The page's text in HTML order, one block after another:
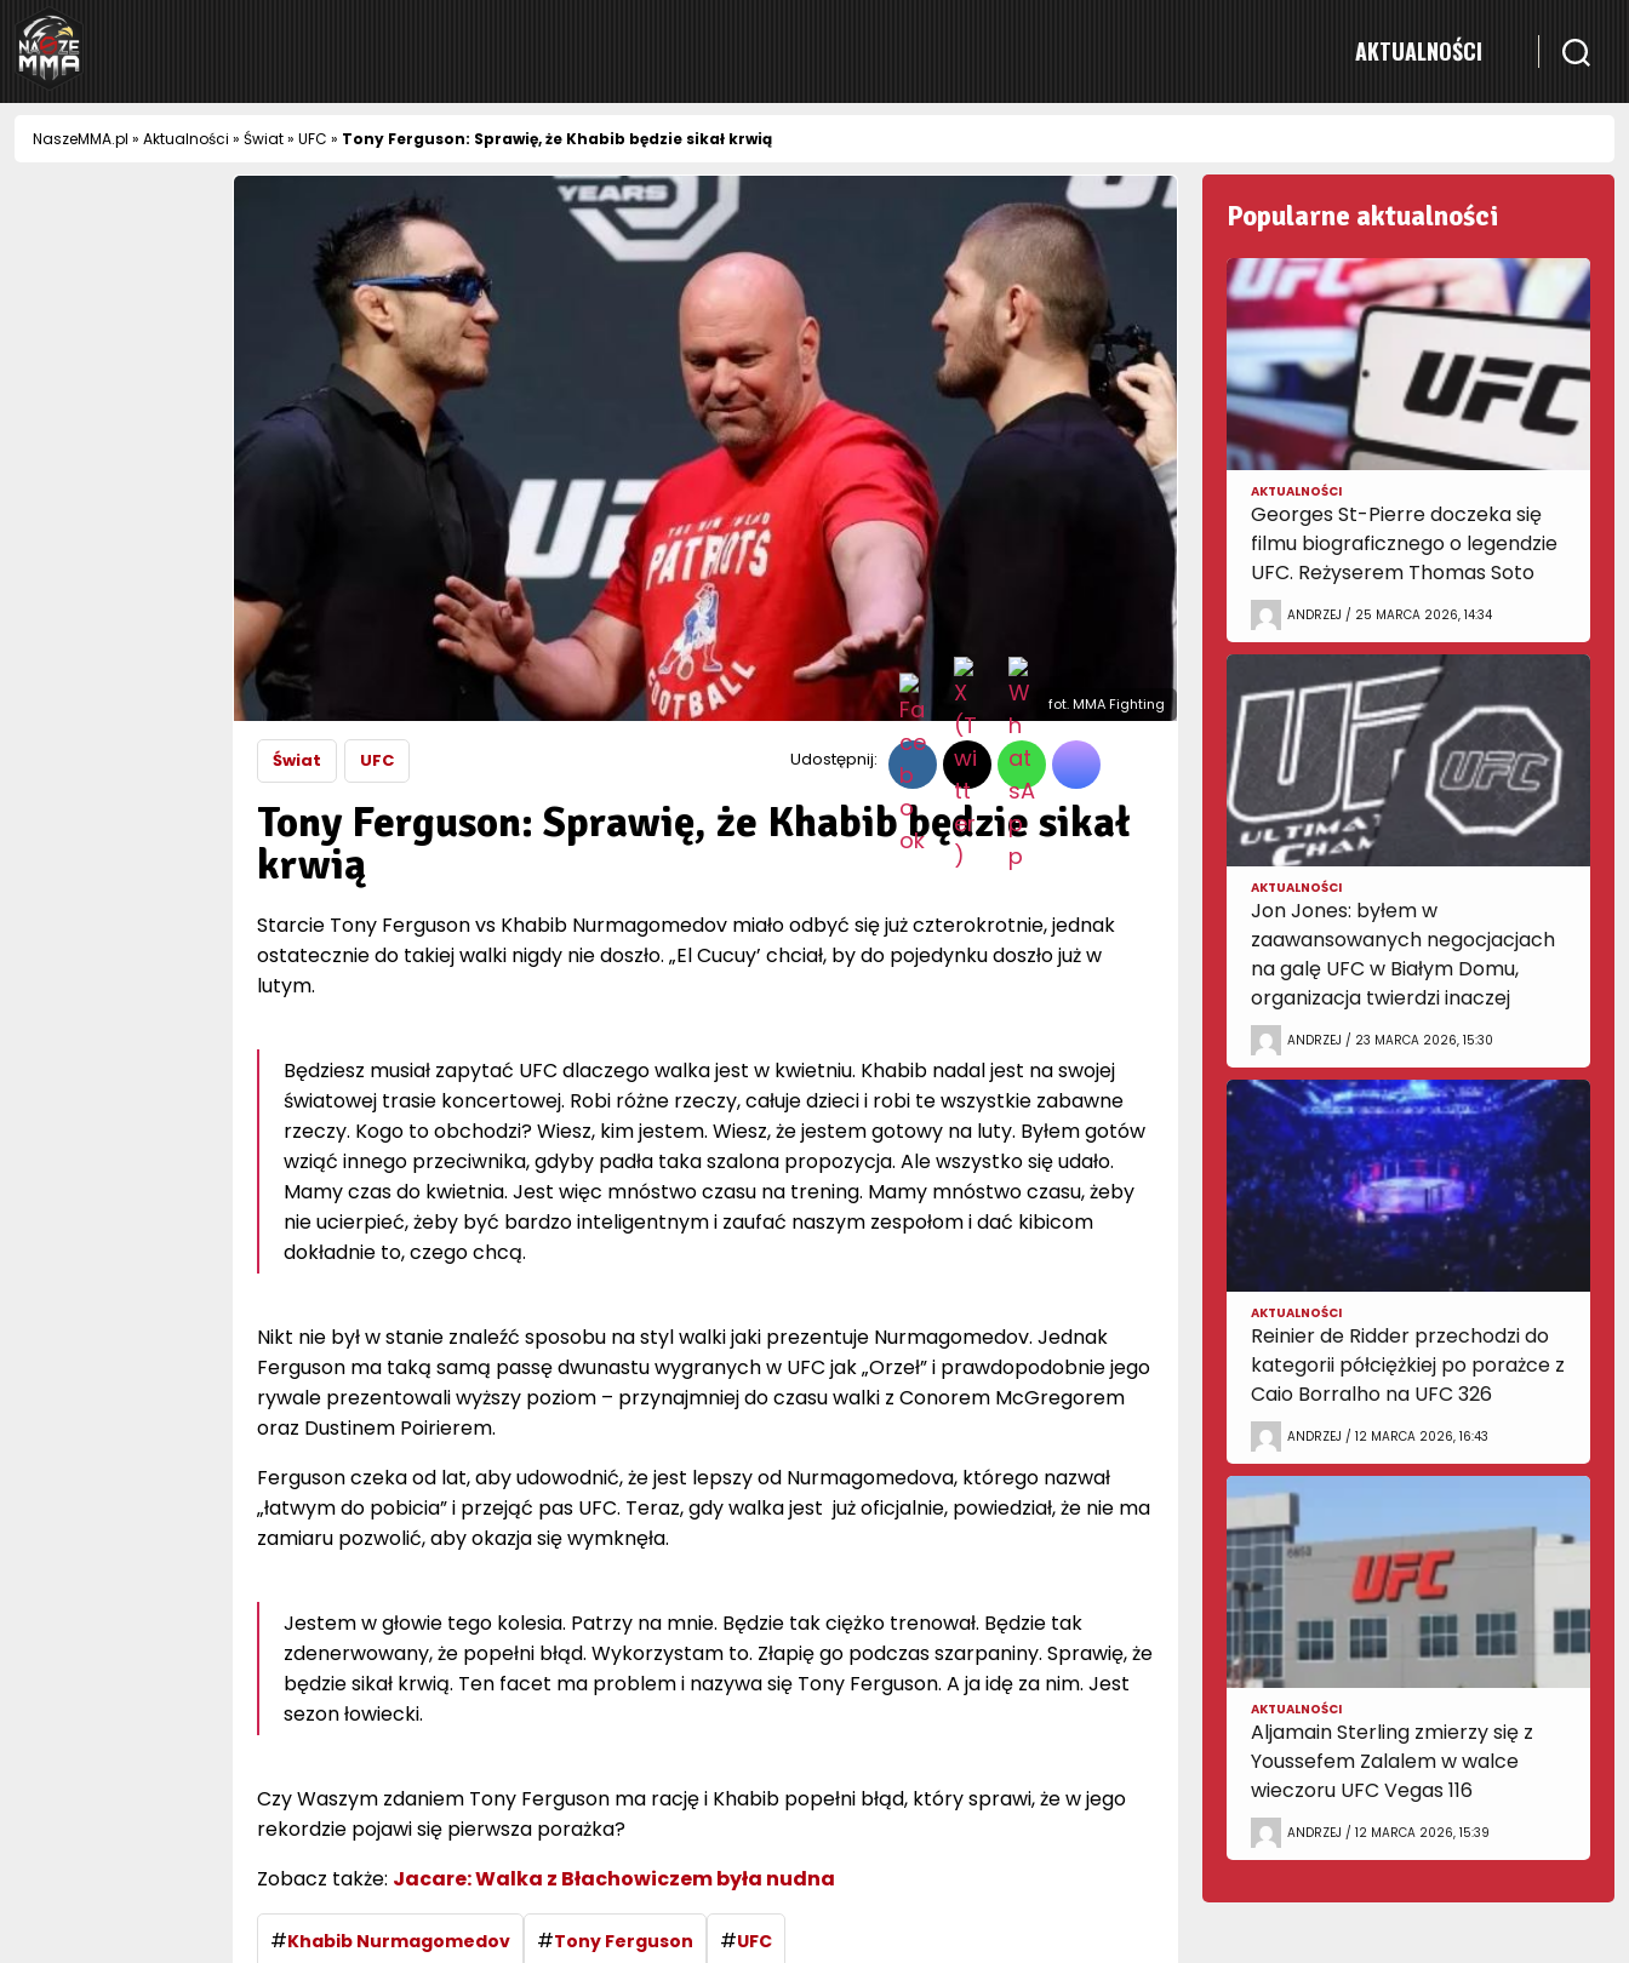
NaszeMMA
AKTUALNOŚCI
NaszeMMA.pl » Aktualności » Świat» UFC » Tony Ferguson: Sprawię, że Khabib będzie sikał krwią
fot. MMA Fighting
Świat UFC Udostępnij:
Tony Ferguson: Sprawię, że Khabib będzie sikał
krwią
Starcie Tony Ferguson vs Khabib Nurmagomedov miało odbyć się już czterokrotnie, jednak
ostatecznie do takiej walki nigdy nie doszło. „El Cucuy’ chciał, by do pojedynku doszło już w
lutym.
Będziesz musiał zapytać UFC dlaczego walka jest w kwietniu. Khabib nadal jest na swojej
światowej trasie koncertowej. Robi różne rzeczy, całuje dzieci i robi te wszystkie zabawne
rzeczy. Kogo to obchodzi? Wiesz, kim jestem. Wiesz, że jestem gotowy na luty. Byłem gotów
wziąć innego przeciwnika, gdyby padła taka szalona propozycja. Ale wszystko się udało.
Mamy czas do kwietnia. Jest więc mnóstwo czasu na trening. Mamy mnóstwo czasu, żeby
nie ucierpieć, żeby być bardzo inteligentnym i zaufać naszym zespołom i dać kibicom
dokładnie to, czego chcą.
Nikt nie był w stanie znaleźć sposobu na styl walki jaki prezentuje Nurmagomedov. Jednak
Ferguson ma taką samą passę dwunastu wygranych w UFC jak „Orzeł” i prawdopodobnie jego
rywale prezentowali wyższy poziom – przynajmniej do czasu walki z Conorem McGregorem
oraz Dustinem Poirierem.
Ferguson czeka od lat, aby udowodnić, że jest lepszy od Nurmagomedova, którego nazwał
„łatwym do pobicia” i przejąć pas UFC. Teraz, gdy walka jest już oficjalnie, powiedział, że nie ma
zamiaru pozwolić, aby okazja się wymknęła.
Jestem w głowie tego kolesia. Patrzy na mnie. Będzie tak ciężko trenował. Będzie tak
zdenerwowany, że popełni błąd. Wykorzystam to. Złapię go podczas szarpaniny. Sprawię, że
będzie sikał krwią. Ten facet ma problem i nazywa się Tony Ferguson. A ja idę za nim. Jest
sezon łowiecki.
Czy Waszym zdaniem Tony Ferguson ma rację i Khabib popełni błąd, który sprawi, że w jego
rekordzie pojawi się pierwsza porażka?
Zobacz także: Jacare: Walka z Błachowiczem była nudna
#Khabib Nurmagomedov #Tony Ferguson #UFC
Popularne aktualności
AKTUALNOŚCI
Georges St-Pierre doczeka się
filmu biograficznego o legendzie
UFC. Reżyserem Thomas Soto
ANDRZEJ / 25 MARCA 2026, 14:34
AKTUALNOŚCI
Jon Jones: byłem w
zaawansowanych negocjacjach
na galę UFC w Białym Domu,
organizacja twierdzi inaczej
ANDRZEJ / 23 MARCA 2026, 15:30
AKTUALNOŚCI
Reinier de Ridder przechodzi do
kategorii półciężkiej po porażce z
Caio Borralho na UFC 326
ANDRZEJ / 12 MARCA 2026, 16:43
AKTUALNOŚCI
Aljamain Sterling zmierzy się z
Youssefem Zalalem w walce
wieczoru UFC Vegas 116
ANDRZEJ / 12 MARCA 2026, 15:39